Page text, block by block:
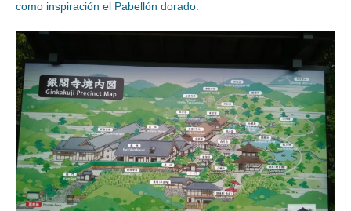
como inspiración el Pabellón dorado.